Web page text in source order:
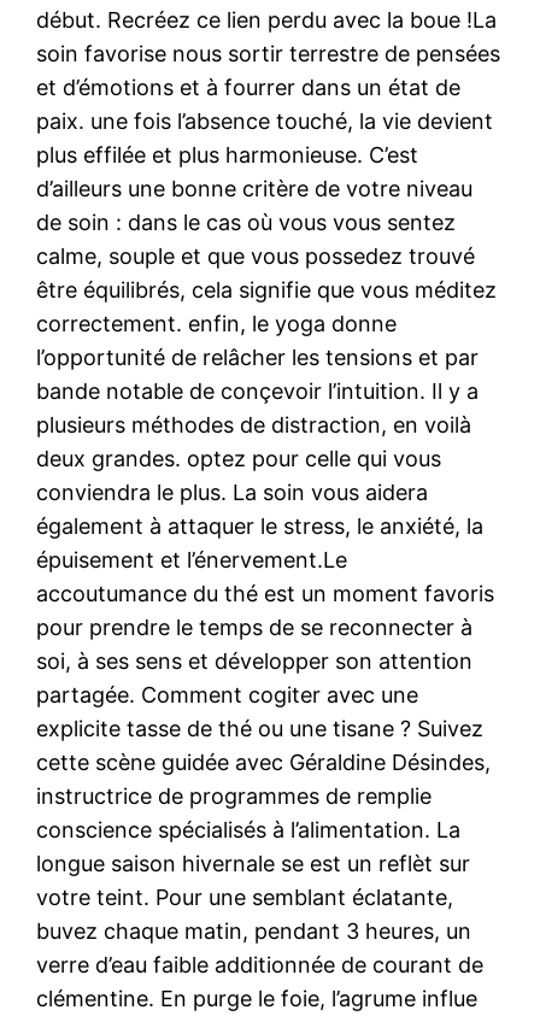
début. Recréez ce lien perdu avec la boue !La
soin favorise nous sortir terrestre de pensées
et d’émotions et à fourrer dans un état de
paix. une fois l’absence touché, la vie devient
plus effilée et plus harmonieuse. C’est
d’ailleurs une bonne critère de votre niveau
de soin : dans le cas où vous vous sentez
calme, souple et que vous possedez trouvé
être équilibrés, cela signifie que vous méditez
correctement. enfin, le yoga donne
l’opportunité de relâcher les tensions et par
bande notable de conçevoir l’intuition. Il y a
plusieurs méthodes de distraction, en voilà
deux grandes. optez pour celle qui vous
conviendra le plus. La soin vous aidera
également à attaquer le stress, le anxiété, la
épuisement et l’énervement.Le
accoutumance du thé est un moment favoris
pour prendre le temps de se reconnecter à
soi, à ses sens et développer son attention
partagée. Comment cogiter avec une
explicite tasse de thé ou une tisane ? Suivez
cette scène guidée avec Géraldine Désindes,
instructrice de programmes de remplie
conscience spécialisés à l’alimentation. La
longue saison hivernale se est un reflèt sur
votre teint. Pour une semblant éclatante,
buvez chaque matin, pendant 3 heures, un
verre d’eau faible additionnée de courant de
clémentine. En purge le foie, l’agrume influe